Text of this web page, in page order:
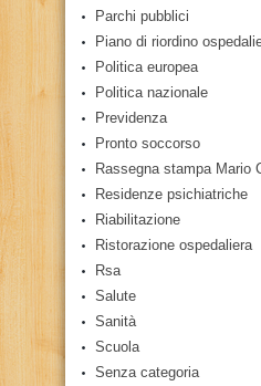
Parchi pubblici
Piano di riordino
Politica europea
Politica nazionale
Previdenza
Pronto soccorso
Rassegna stampa Mario
Residenze psichiatriche
Riabilitazione
Ristorazione ospedaliera
Rsa
Salute
Sanità
Scuola
Senza categoria